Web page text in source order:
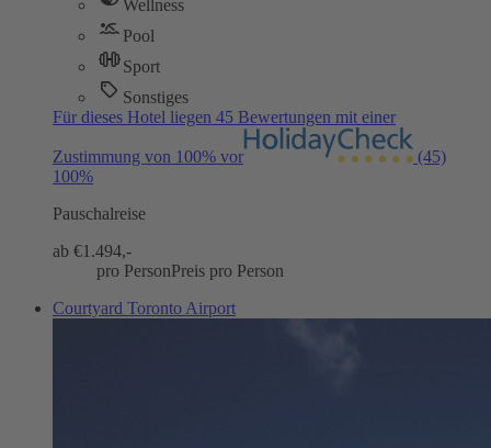
Wellness
Pool
Sport
Sonstiges
Für dieses Hotel liegen 45 Bewertungen mit einer
Zustimmung von 100% vor
(45)
100%
Pauschalreise
ab €1.494,-
pro PersonPreis pro Person
Courtyard Toronto Airport